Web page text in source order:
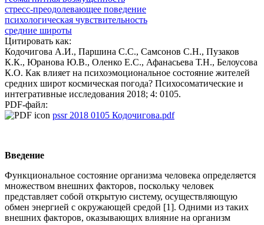
стресс-преодолевающее поведение
психологическая чувствительность
средние широты
Цитировать как:
Кодочигова А.И., Паршина С.С., Самсонов С.Н., Пузаков
К.К., Юранова Ю.В., Оленко Е.С., Афанасьева Т.Н., Белоусова
К.О. Как влияет на психоэмоциональное состояние жителей
средних широт космическая погода? Психосоматические и
интегративные исследования 2018; 4: 0105.
PDF-файл:
pssr 2018 0105 Кодочигова.pdf
Введение
Функциональное состояние организма человека определяется
множеством внешних факторов, поскольку человек
представляет собой открытую систему, осуществляющую
обмен энергией с окружающей средой [1]. Одними из таких
внешних факторов, оказывающих влияние на организм